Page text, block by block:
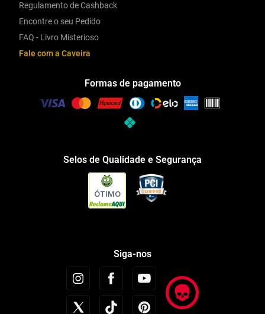
Regulamento de Cashback
Encontre o seu Pedido
FAQ - Livro Misterioso
Fale com a Caveira
Formas de pagamento
Selos de Qualidade e Segurança
ÓTIMO
Siga-nos